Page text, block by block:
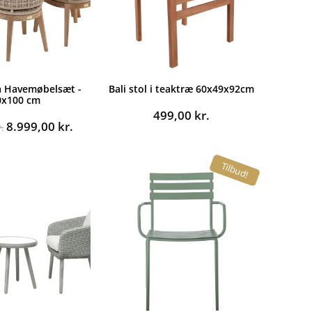
Havemøbelsæt -
cm
Den
8.999,00 kr.
Bali stol i teaktræ 60x49x92cm
499,00 kr.
Tilbud!